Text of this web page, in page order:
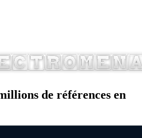
de références en